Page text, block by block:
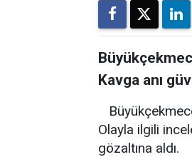
Kavga anı
Olayla ilgili
gözaltına aldı.